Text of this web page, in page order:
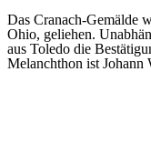
Das Cranach-Gemälde
Ohio, geliehen.
aus Toledo die
Melanchthon ist Johann